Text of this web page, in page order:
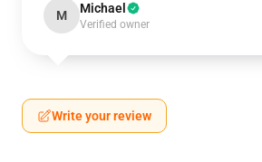
M Michael
Verified owner
Write your review